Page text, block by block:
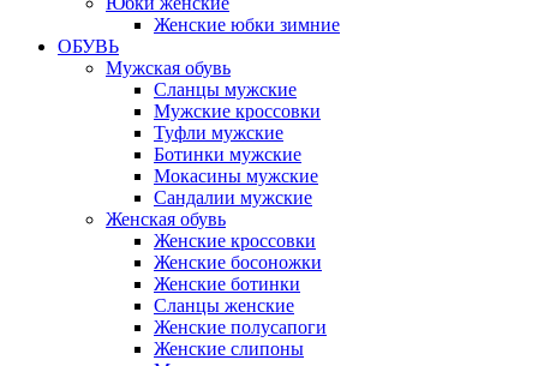
Женские юбки зимние
ОБУВЬ
Мужская обувь
Сланцы мужские
Мужские кроссовки
Туфли мужские
Ботинки мужские
Мокасины мужские
Сандалии мужские
Женская обувь
Женские кроссовки
Женские босоножки
Женские ботинки
Сланцы женские
Женские полусапоги
Женские слипоны